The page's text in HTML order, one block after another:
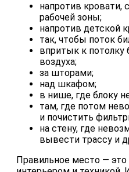
напротив кровати,
рабочей зоны;
напротив детской
так, чтобы поток
впритык к потолку
воздуха;
за шторами;
над шкафом;
в нише, где блоку
там, где потом
и почистить
на стену, где
вывести трассу и
Правильное место —